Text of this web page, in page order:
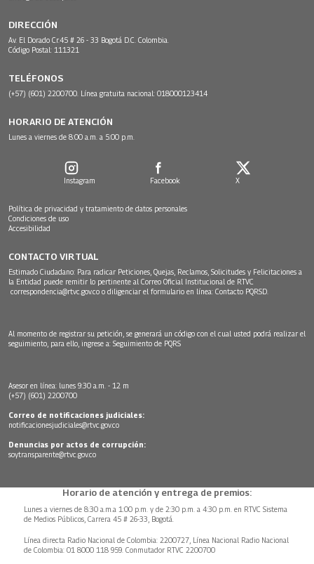
DIRECCIÓN
Av. El Dorado Cr.45 # 26 - 33 Bogotá D.C. Colombia.
Código Postal: 111321
TELÉFONOS
(+57) (601) 2200700. Línea gratuita nacional: 018000123414
HORARIO DE ATENCIÓN
Lunes a viernes de 8:00 a.m. a 5:00 p.m.
Instagram Facebook X
Política de privacidad y tratamiento de datos personales
Condiciones de uso
Accesibilidad
CONTACTO VIRTUAL
Estimado Ciudadano: Para radicar Peticiones, Quejas, Reclamos, Solicitudes y Felicitaciones a
la Entidad puede remitir lo pertinente al Correo Oficial Institucional de RTVC
correspondencia@rtvc.gov.co o diligenciar el formulario en línea: Contacto PQRSD.
Al momento de registrar su petición, se generará un código con el cual usted podrá realizar el
seguimiento, para ello, ingrese a: Seguimiento de PQRS
Asesor en línea: lunes 9:30 a.m. - 12 m
(+57) (601) 2200700
Correo de notificaciones judiciales:
notificacionesjudiciales@rtvc.gov.co
Denuncias por actos de corrupción:
soytransparente@rtvc.gov.co
Horario de atención y entrega de premios:
Lunes a viernes de 8:30 a.m.a 1:00 p.m. y de 2:30 p.m. a 4:30 p.m. en RTVC Sistema
de Medios Públicos, Carrera 45 # 26-33, Bogotá.
Línea directa Radio Nacional de Colombia: 2200727, Línea Nacional Radio Nacional
de Colombia: 01 8000 118 959. Conmutador RTVC 2200700